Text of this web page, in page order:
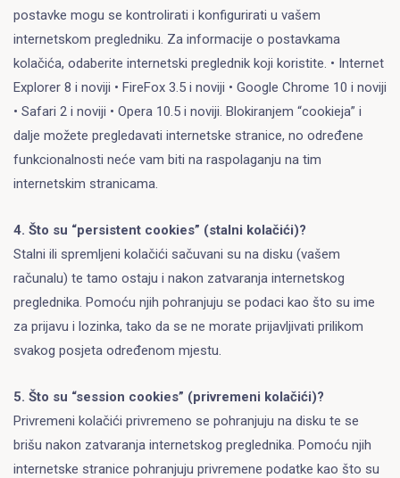
postavke mogu se kontrolirati i konfigurirati u vašem
internetskom pregledniku. Za informacije o postavkama
kolačića, odaberite internetski preglednik koji koristite. • Internet
Explorer 8 i noviji • FireFox 3.5 i noviji • Google Chrome 10 i noviji
• Safari 2 i noviji • Opera 10.5 i noviji. Blokiranjem “cookieja” i
dalje možete pregledavati internetske stranice, no određene
funkcionalnosti neće vam biti na raspolaganju na tim
internetskim stranicama.
4. Što su “persistent cookies” (stalni kolačići)?
Stalni ili spremljeni kolačići sačuvani su na disku (vašem
računalu) te tamo ostaju i nakon zatvaranja internetskog
preglednika. Pomoću njih pohranjuju se podaci kao što su ime
za prijavu i lozinka, tako da se ne morate prijavljivati prilikom
svakog posjeta određenom mjestu.
5. Što su “session cookies” (privremeni kolačići)?
Privremeni kolačići privremeno se pohranjuju na disku te se
brišu nakon zatvaranja internetskog preglednika. Pomoću njih
internetske stranice pohranjuju privremene podatke kao što su